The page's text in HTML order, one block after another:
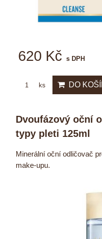
620 Kč s DPH
ks DO
Dvoufázový oční
typy pleti 125ml
Minerální oční odličovač
make-upu.